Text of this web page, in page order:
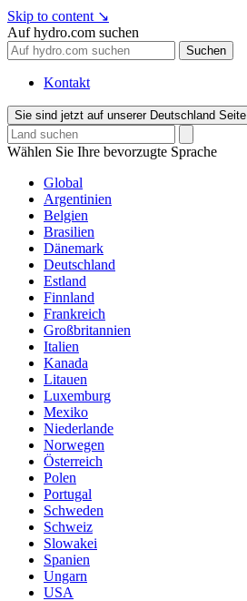
Skip to content ↘
Auf hydro.com suchen
Suchen
Kontakt
Sie sind jetzt auf unserer Deutschland Seite
Wählen Sie Ihre bevorzugte Sprache
Global
Argentinien
Belgien
Brasilien
Dänemark
Deutschland
Estland
Finnland
Frankreich
Großbritannien
Italien
Kanada
Litauen
Luxemburg
Mexiko
Niederlande
Norwegen
Österreich
Polen
Portugal
Schweden
Schweiz
Slowakei
Spanien
Ungarn
USA